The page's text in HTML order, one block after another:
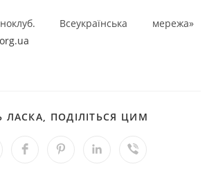
Всеукраїнська мережа»
ЛАСКА, ПОДІЛІТЬСЯ ЦИМ